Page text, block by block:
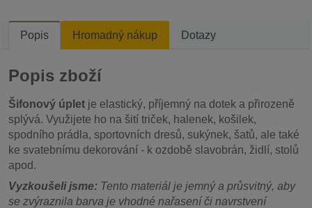
Popis Hromadný nákup Dotazy
Popis zboží
Šifonový úplet je elastický, příjemný na dotek a přirozeně
splývá. Využijete ho na šití triček, halenek, košilek,
spodního prádla, sportovních dresů, sukýnek, šatů, ale také
ke svatebnímu dekorování - k ozdobě slavobrán, židlí, stolů
apod.
Vyzkoušeli jsme: Tento materiál je jemný a průsvitný, aby
se zvýraznila barva je vhodné nařasení či navrstvení